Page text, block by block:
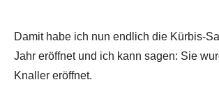
Damit habe ich nun endlich die Kürbis-
Jahr eröffnet und ich kann sagen: Sie
Knaller eröffnet.